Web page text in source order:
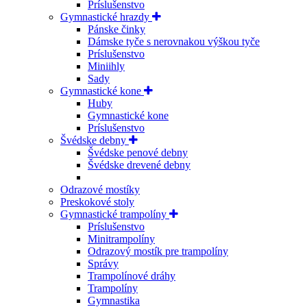
Príslušenstvo
Gymnastické hrazdy
Pánske činky
Dámske tyče s nerovnakou výškou tyče
Príslušenstvo
Miniihly
Sady
Gymnastické kone
Huby
Gymnastické kone
Príslušenstvo
Švédske debny
Švédske penové debny
Švédske drevené debny
Odrazové mostíky
Preskokové stoly
Gymnastické trampolíny
Príslušenstvo
Minitrampolíny
Odrazový mostík pre trampolíny
Správy
Trampolínové dráhy
Trampolíny
Gymnastika